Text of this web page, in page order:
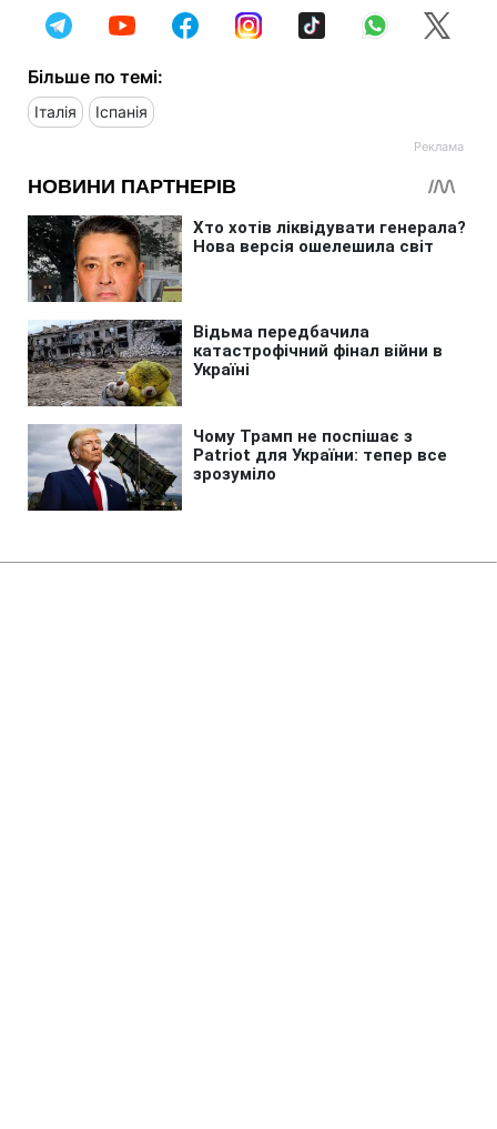
Більше по темі:
Італія Іспанія